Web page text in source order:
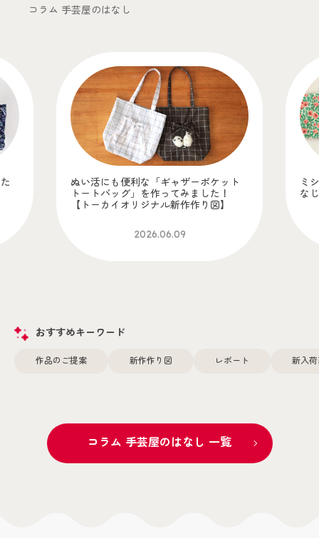
コラム 手芸屋のはなし
ぬい活にも便利な「ギャザーポケット
トートバッグ」を作ってみました！
【トーカイオリジナル新作作り図】
2026.06.09
ミ
な
おすすめキーワード
作品のご提案 新作作り図 レポート 新入
コラム 手芸屋のはなし 一覧